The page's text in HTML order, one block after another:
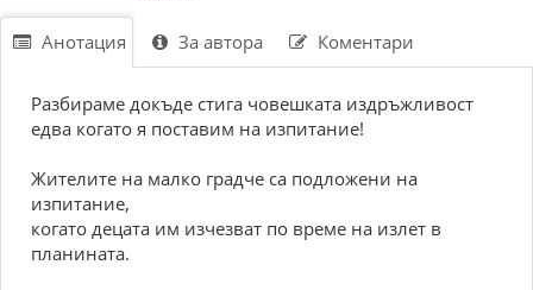
Анотация За автора Коментари
Разбираме докъде стига човешката издръжливост
едва когато я поставим на изпитание!
Жителите на малко градче са подложени на
изпитание,
когато децата им изчезват по време на излет в
планината.